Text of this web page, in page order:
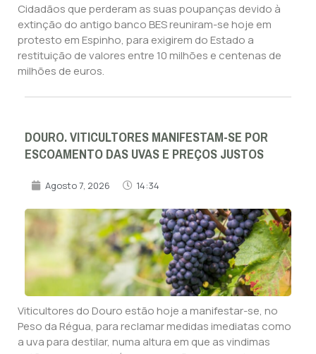
Cidadãos que perderam as suas poupanças devido à
extinção do antigo banco BES reuniram-se hoje em
protesto em Espinho, para exigirem do Estado a
restituição de valores entre 10 milhões e centenas de
milhões de euros.
DOURO. VITICULTORES MANIFESTAM-SE POR
ESCOAMENTO DAS UVAS E PREÇOS JUSTOS
Agosto 7, 2026 14:34
Viticultores do Douro estão hoje a manifestar-se, no
Peso da Régua, para reclamar medidas imediatas como
a uva para destilar, numa altura em que as vindimas